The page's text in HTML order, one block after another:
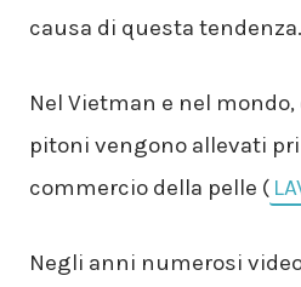
causa di questa tendenza.
Nel Vietman e nel
pitoni vengono allevati
commercio della pelle (
Negli anni numerosi